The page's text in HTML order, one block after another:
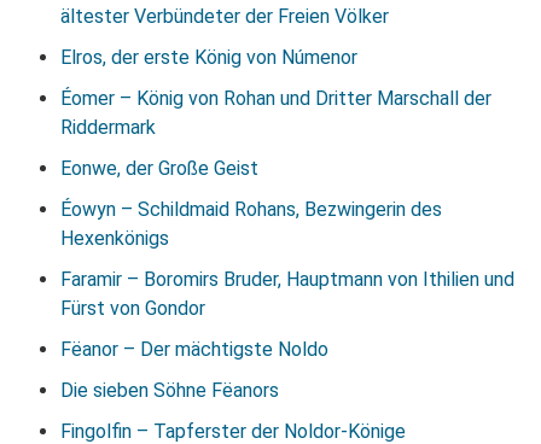
ältester Verbündeter der Freien Völker
Elros, der erste König von Númenor
Éomer – König von Rohan und Dritter Marschall der
Riddermark
Eonwe, der Große Geist
Éowyn – Schildmaid Rohans, Bezwingerin des
Hexenkönigs
Faramir – Boromirs Bruder, Hauptmann von Ithilien und
Fürst von Gondor
Fëanor – Der mächtigste Noldo
Die sieben Söhne Fëanors
Fingolfin – Tapferster der Noldor-Könige